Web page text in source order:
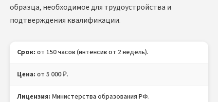
образца, необходимое для трудоустройства и
подтверждения квалификации.
Срок: от 150 часов (интенсив от 2 недель).
Цена: от 5 000 ₽.
Лицензия: Министерства образования РФ.